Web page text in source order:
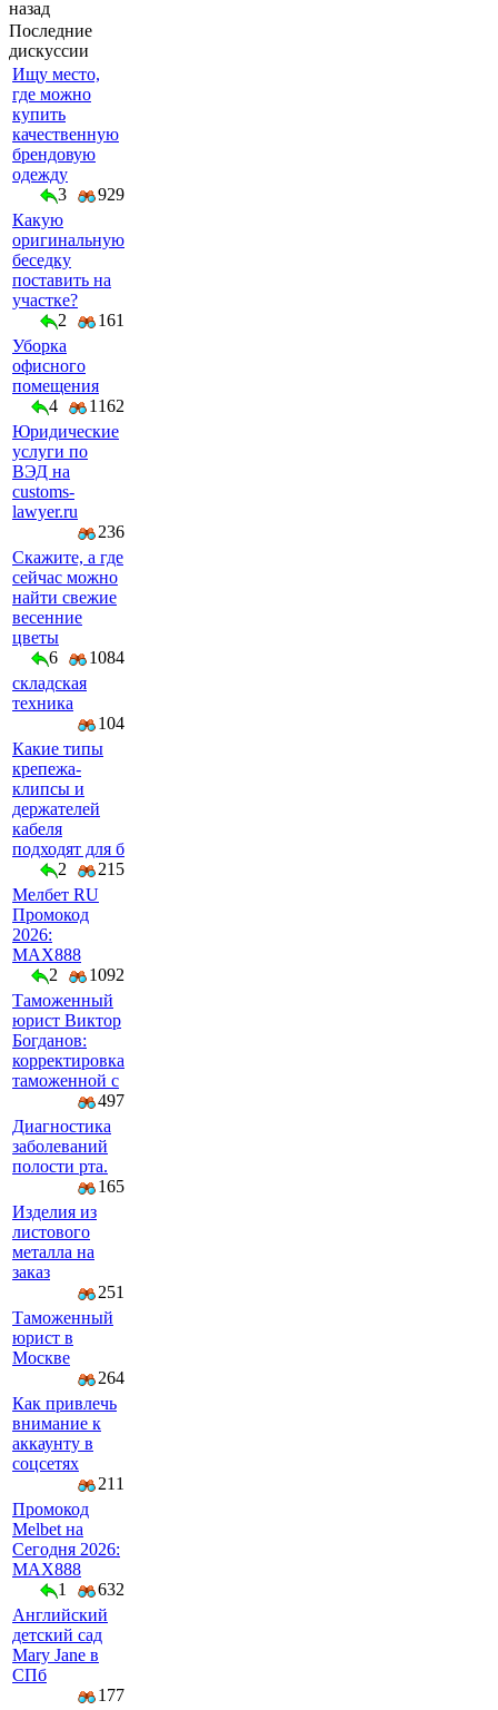
назад
Последние
дискуссии
Ищу место,
где можно
купить
качественную
брендовую
одежду
3
929
Какую
оригинальную
беседку
поставить на
участке?
2
161
Уборка
офисного
помещения
4
1162
Юридические
услуги по
ВЭД на
customs-
lawyer.ru
236
Скажите, а где
сейчас можно
найти свежие
весенние
цветы
6
1084
складская
техника
104
Какие типы
крепежа-
клипсы и
держателей
кабеля
подходят для б
2
215
Мелбет RU
Промокод
2026:
MAX888
2
1092
Таможенный
юрист Виктор
Богданов:
корректировка
таможенной с
497
Диагностика
заболеваний
полости рта.
165
Изделия из
листового
металла на
заказ
251
Таможенный
юрист в
Москве
264
Как привлечь
внимание к
аккаунту в
соцсетях
211
Промокод
Melbet на
Сегодня 2026:
MAX888
1
632
Английский
детский сад
Mary Jane в
СПб
177